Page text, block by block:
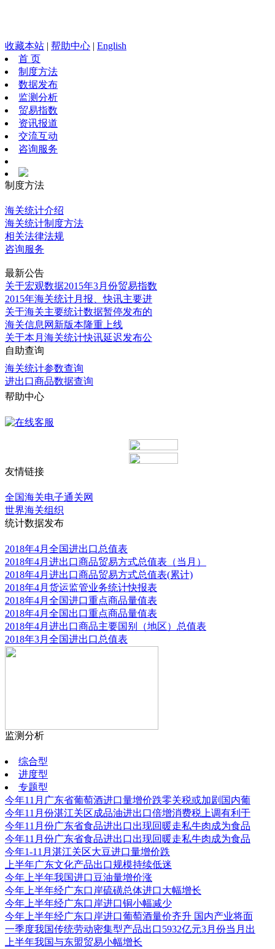
收藏本站 | 帮助中心 | English
首 页
制度方法
数据发布
监测分析
贸易指数
资讯报道
交流互动
咨询服务
制度方法
海关统计介绍
海关统计制度方法
相关法律法规
咨询服务
最新公告
关于宏观数据2015年3月份贸易指数
2015年海关统计月报、快讯主要进
关于海关主要统计数据暂停发布的
海关信息网新版本隆重上线
关于本月海关统计快讯延迟发布公
自助查询
海关统计参数查询
进出口商品数据查询
帮助中心
友情链接
全国海关电子通关网
世界海关组织
统计数据发布
2018年4月全国进出口总值表
2018年4月进出口商品贸易方式总值表（当月）
2018年4月进出口商品贸易方式总值表(累计)
2018年4月货运监管业务统计快报表
2018年4月全国进口重点商品量值表
2018年4月全国出口重点商品量值表
2018年4月进出口商品主要国别（地区）总值表
2018年3月全国进出口总值表
监测分析
综合型
进度型
专题型
今年11月广东省葡萄酒进口量增价跌零关税或加剧国内葡
今年11月份湛江关区成品油进出口倍增消费税上调有利于
今年11月份广东省食品进出口出现回暖走私牛肉成为食品
今年11月份广东省食品进出口出现回暖走私牛肉成为食品
今年1-11月湛江关区大豆进口量增价跌
上半年广东文化产品出口规模持续低迷
今年上半年我国进口豆油量增价涨
今年上半年经广东口岸硫磺总体进口大幅增长
今年上半年经广东口岸进口铜小幅减少
今年上半年经广东口岸进口葡萄酒量价齐升 国内产业将面
一季度我国传统劳动密集型产品出口5932亿元3月份当月出
上半年我国与东盟贸易小幅增长